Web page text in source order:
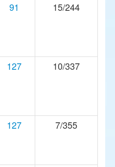
91 15/244
127 10/337
127 7/355